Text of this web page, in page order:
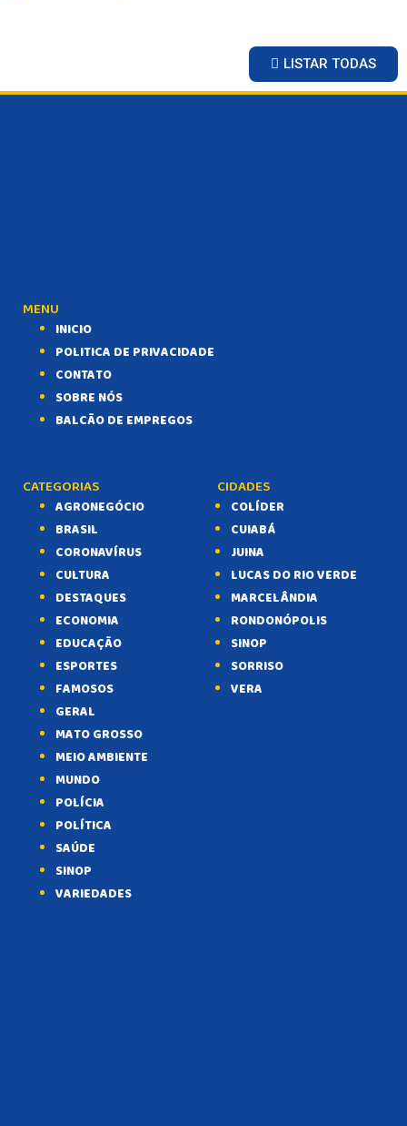
LISTAR TODAS
MENU
INICIO
POLITICA DE PRIVACIDADE
CONTATO
SOBRE NÓS
BALCÃO DE EMPREGOS
CATEGORIAS
AGRONEGÓCIO
BRASIL
CORONAVÍRUS
CULTURA
DESTAQUES
ECONOMIA
EDUCAÇÃO
ESPORTES
FAMOSOS
GERAL
MATO GROSSO
MEIO AMBIENTE
MUNDO
POLÍCIA
POLÍTICA
SAÚDE
SINOP
VARIEDADES
CIDADES
COLÍDER
CUIABÁ
JUINA
LUCAS DO RIO VERDE
MARCELÂNDIA
RONDONÓPOLIS
SINOP
SORRISO
VERA
BALCÃO DE EMPREGOS